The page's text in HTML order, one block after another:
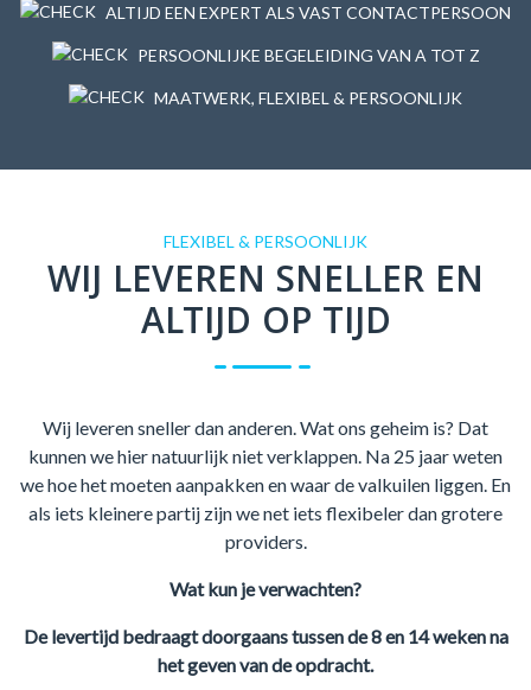
ALTIJD EEN EXPERT ALS VAST CONTACTPERSOON
PERSOONLIJKE BEGELEIDING VAN A TOT Z
MAATWERK, FLEXIBEL & PERSOONLIJK
FLEXIBEL & PERSOONLIJK
WIJ LEVEREN SNELLER EN
ALTIJD OP TIJD
Wij leveren sneller dan anderen. Wat ons geheim is? Dat
kunnen we hier natuurlijk niet verklappen. Na 25 jaar weten
we hoe het moeten aanpakken en waar de valkuilen liggen. En
als iets kleinere partij zijn we net iets flexibeler dan grotere
providers.
Wat kun je verwachten?
De levertijd bedraagt doorgaans tussen de 8 en 14 weken na
hetgeven van de opdracht.